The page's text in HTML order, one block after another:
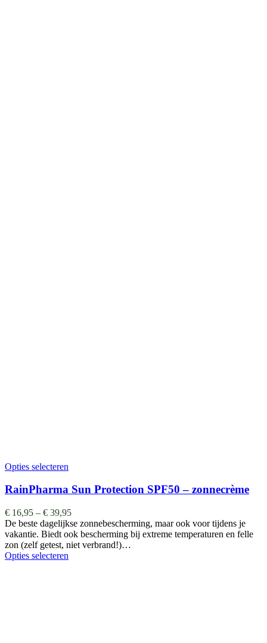
Opties selecteren
RainPharma Sun Protection SPF50 – zonnecrème
€ 16,95 – € 39,95
De beste dagelijkse zonnebescherming, maar ook voor tijdens je
vakantie. Biedt ook bescherming bij extreme temperaturen en felle
zon (zelf getest, niet verbrand!)…
Opties selecteren